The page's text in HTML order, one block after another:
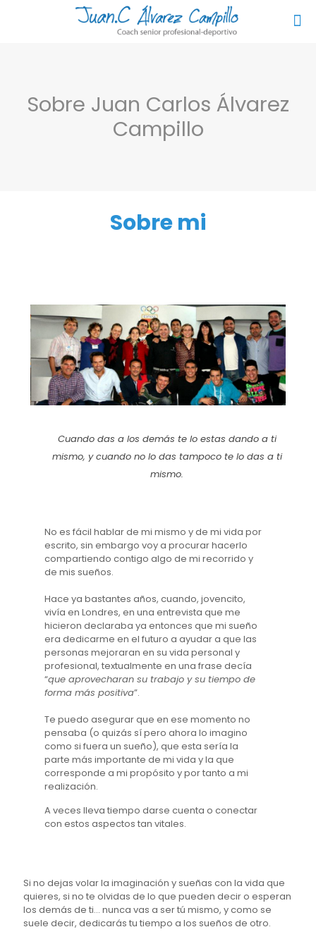
Sobre Juan Carlos Álvarez
Campillo
Sobre mi
Cuando das a los demás te lo estas dando a ti
mismo, y cuando no lo das tampoco te lo das a ti
mismo.
No es fácil hablar de mi mismo y de mi vida por
escrito, sin embargo voy a procurar hacerlo
compartiendo contigo algo de mi recorrido y
de mis sueños.
Hace ya bastantes años, cuando, jovencito,
vivía en Londres, en una entrevista que me
hicieron declaraba ya entonces que mi sueño
era dedicarme en el futuro a ayudar a que las
personas mejoraran en su vida personal y
profesional, textualmente en una frase decía
“que aprovecharan su trabajo y su tiempo de
forma más positiva”.
Te puedo asegurar que en ese momento no
pensaba (o quizás sí pero ahora lo imagino
como si fuera un sueño), que esta sería la
parte más importante de mi vida y la que
corresponde a mi propósito y por tanto a mi
realización.
A veces lleva tiempo darse cuenta o conectar
con estos aspectos tan vitales.
Si no dejas volar la imaginación y sueñas con la vida que
quieres, si no te olvidas de lo que pueden decir o esperan
los demás de ti... nunca vas a ser tú mismo, y como se
suele decir, dedicarás tu tiempo a los sueños de otro.